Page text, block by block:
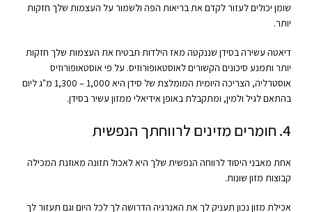
שומן יכולים לעזור לקדם את בריאות הפה ולשמור על העצמות שלך חזקות
יותר.
דיאטה עשירה בסידן שננקטה מאז הילדות תבטיח את העצמות שלך חזקות
יותר ותמנע סיכונים הקשורים לאוסטאופורוזיס. על פי אוסטאופורוזיס
אוסטרליה, הצריכה היומית המומלצת של סידן היא 1,000 – 1,300 מ"ג ליום
בהתאם לגיל ולמין, ומתקבלת באופן אידיאלי ממזון עשיר בסידן.
4. חומרים מזינים לרווחתך הנפשית
אחת מאבני היסוד לרווחה הנפשית שלך היא לאכול תזונה מאוזנת המכילה
קבוצות מזון שונות.
אכילת מזון נכון תעניק לך את האנרגיה הדרושה לך לכל היום וגם תעזור לך